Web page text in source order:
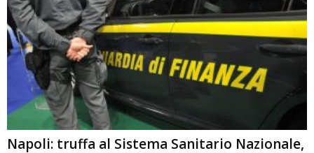
Napoli: truffa al Sistema Sanitario Nazionale,